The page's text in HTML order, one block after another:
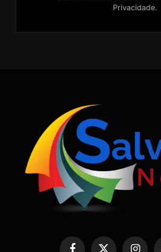
Privacidade.